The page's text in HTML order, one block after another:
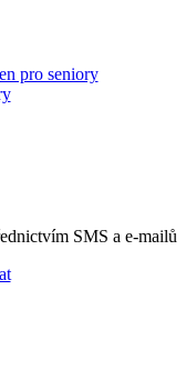
pro seniory
SMS a e-mailů